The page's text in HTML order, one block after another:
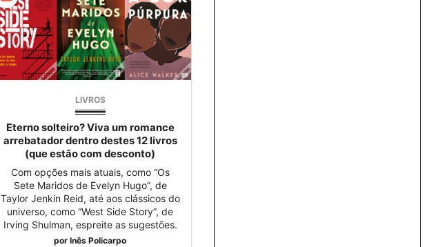
LIVROS
Eterno solteiro? Viva um romance
arrebatador dentro destes 12 livros
(que estão com desconto)
Com opções mais atuais, como “Os
Sete Maridos de Evelyn Hugo”, de
Taylor Jenkin Reid, até aos clássicos do
universo, como “West Side Story”, de
Irving Shulman, espreite as sugestões.
por Inês Policarpo